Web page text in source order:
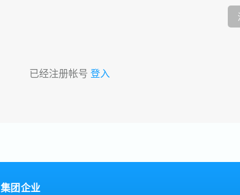
已经注册帐号 登入
集团企业